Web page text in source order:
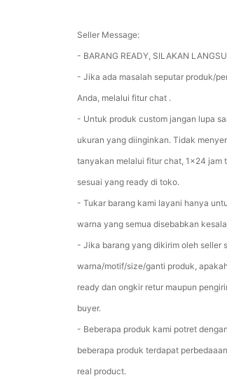
Seller Message:
- BARANG READY, SILAKAN
- Jika ada masalah seputar produk/
Anda, melalui fitur chat .
- Untuk produk custom jangan lupa
ukuran yang diinginkan. Tidak
tanyakan melalui fitur chat, 1x24 jam
sesuai yang ready di toko.
- Tukar barang kami layani hanya
warna yang semua disebabkan
- Jika barang yang dikirim oleh seller
warna/motif/size/ganti produk,
ready dan ongkir retur maupun
buyer.
- Beberapa produk kami potret
beberapa produk terdapat
real product.